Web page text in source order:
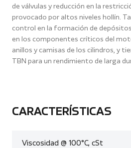
de válvulas y reducción en la
provocado por altos niveles hollín.
control en la formación de
en los componentes críticos del
anillos y camisas de los cilindros, y
TBN para un rendimiento de larga
CARACTERÍSTICAS
Viscosidad @ 100°C, cSt